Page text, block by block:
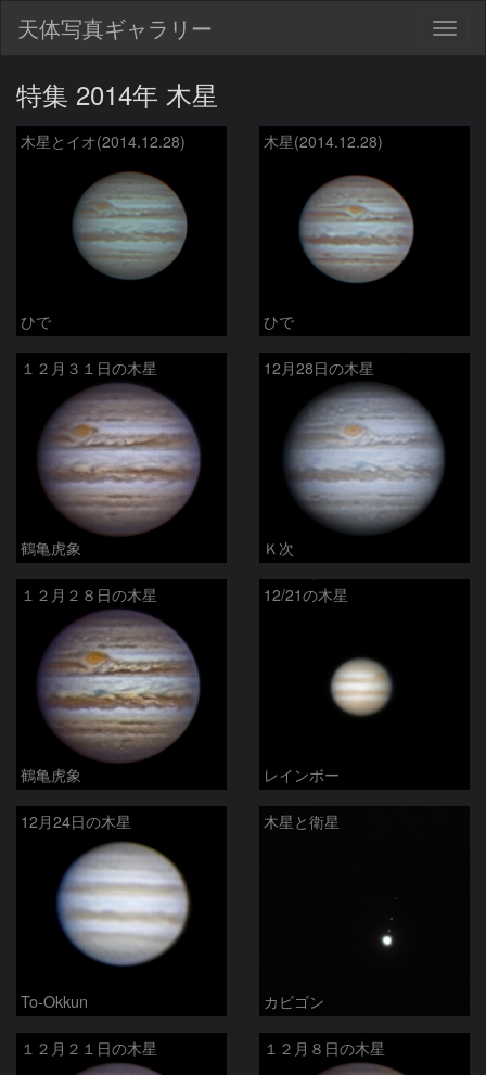
天体写真ギャラリー
特集 2014年 木星
木星とイオ(2014.12.28)
ひで
木星(2014.12.28)
ひで
１２月３１日の木星
鶴亀虎象
12月28日の木星
Ｋ次
１２月２８日の木星
鶴亀虎象
12/21の木星
レインボー
12月24日の木星
To-Okkun
木星と衛星
カビゴン
１２月２１日の木星 １２月８日の木星